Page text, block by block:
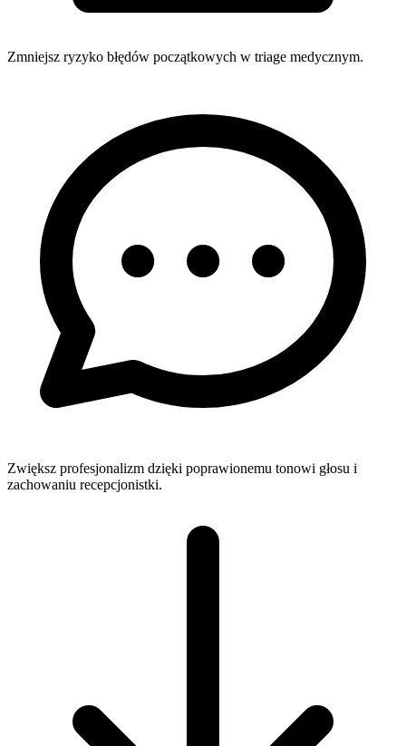
Zmniejsz ryzyko błędów początkowych w triage medycznym.
Zwiększ profesjonalizm dzięki poprawionemu tonowi głosu i
zachowaniu recepcjonistki.